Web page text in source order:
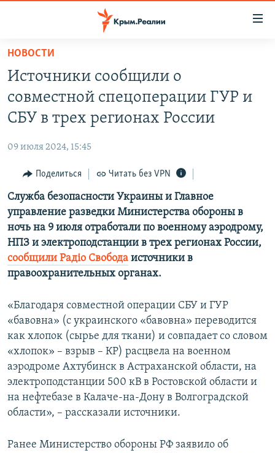
Вернуться
основному
содержанию
Вернутся
главной
Вернутся
поиску
ГРУЗ 200
11 ЛЕТ ОККУПАЦИИ КРЫМА. 11 ИСТОРИЙ СОПРОТИВЛЕНИЯ
ВОДА
ЕЩЕ
ИНТЕРАКТИВ
ИНФОГРАФИКА
ТЕЛЕПРОЕКТ КРЫМ.РЕАЛИИ
СОВЕТЫ ПРАВОЗАЩИТНИКОВ
ПРОПАВШИЕ БЕЗ ВЕСТИ
КРЫМ.НЕПОКОРЕННЫЙ
УКРАИНСКАЯ ПРОБЛЕМА КРЫМА
РАДІО СВОБОДА
КАК ОБОЙТИ БЛОКИРОВКУ
Українською
Qırımtatar
Все сайты RFE/RL
НОВОСТИ
Источники сообщили о
совместной спецоперации ГУР и
СБУ в трех регионах России
09 июля 2024, 15:45
Поделиться Читать без VPN
Служба безопасности Украины и Главное
управление разведки Министерства обороны в
ночь на 9 июля отработали по военному аэродрому,
НПЗ и электроподстанции в трех регионах России,
сообщили Радіо Свобода источники в
правоохранительных органах.
«Благодаря совместной операции СБУ и ГУР
«бавовна» (с украинского «бавовна» переводится
как хлопок (сырье для ткани) и совпадает со словом
«хлопок» – взрыв – КР) расцвела на военном
аэродроме Ахтубинск в Астраханской области, на
электроподстанции 500 кВ в Ростовской области и
на нефтебазе в Калаче-на-Дону в Волгоградской
области», – рассказали источники.
Ранее Министерство обороны РФ заявило об